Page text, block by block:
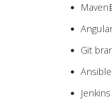
Maven
Git